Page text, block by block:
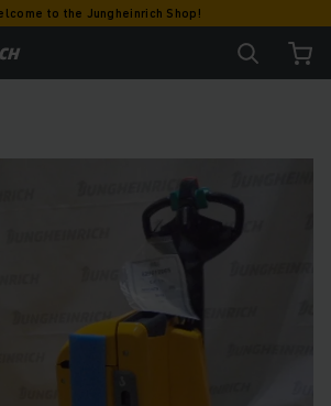
to the Jungheinrich Shop!